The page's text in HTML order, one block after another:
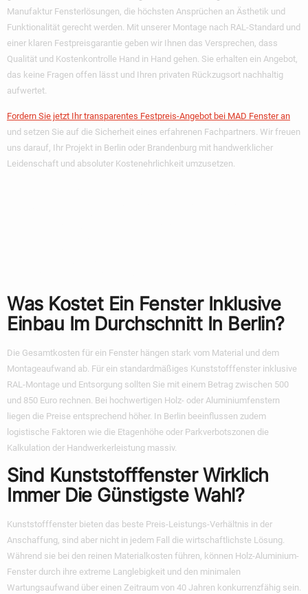
Manufaktur Fensterlösungen, die höchsten Ansprüchen an Ästhetik und
Funktionalität gerecht werden. Mit unserer Montage nach RAL-Standard und
einer klaren Festpreisgarantie geben wir Ihnen das Versprechen, dass
Qualität und Kostenkontrolle Hand in Hand gehen. Sie erhalten ein Angebot,
das keine Fragen offen lässt und Ihren privaten Rückzugsort nachhaltig
aufwertet.
Fordern Sie jetzt Ihr transparentes Festpreis-Angebot bei MAD Fenster an
und setzen Sie auf die Sicherheit eines erfahrenen Fachpartners. Wir freuen
uns darauf, Ihr Projekt in Berlin oder Brandenburg mit handwerklicher
Leidenschaft und absoluter Kostenehrlichkeit umzusetzen.
Was Kostet Ein Fenster Inklusive
Einbau Im Durchschnitt In Berlin?
Die Gesamtkosten für ein Fenster hängen stark vom Material und dem
Montageaufwand ab. Für ein standardmäßiges Kunststofffenster inklusive
RAL-Montage und Entsorgung sollten Sie mit einem Betrag zwischen 500
und 850 Euro rechnen. Bei hochwertigen Holz- oder Aluminiumfenstern
liegen die Preise entsprechend höher. In Berlin beeinflussen zudem
logistische Faktoren wie die Etagenhöhe oder Parkverbotszonen die
Kalkulation der Handwerkerleistung massiv.
Sind Kunststofffenster Wirklich
Immer Die Günstigste Wahl?
Kunststofffenster bieten das beste Preis-Leistungs-Verhältnis in der
Anschaffung, sind aber nicht in jedem Fall die wirtschaftlichste Lösung.
Während sie bei den reinen Materialkosten führen, können Holz-Aluminium-
Fenster durch ihre extreme Langlebigkeit und den minimalen
Wartungsaufwand über einen Zeitraum von 40 Jahren konkurrenzfähig sein.